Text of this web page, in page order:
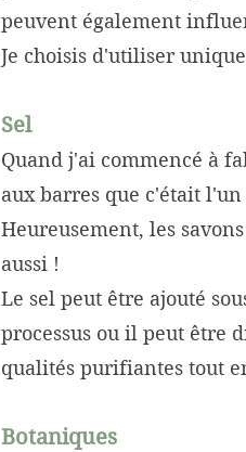
peuvent également
Je choisis d'utiliser
Sel
Quand j'ai commencé à
aux barres que c'était
Heureusement, les
aussi !
Le sel peut être ajouté
processus ou il peut être
qualités purifiantes tout
Botaniques